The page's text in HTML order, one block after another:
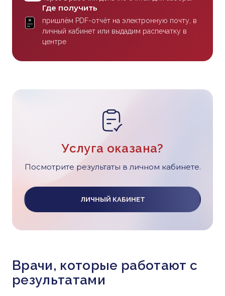
Где получить
пришлём PDF-отчёт на электронную почту, в
личный кабинет или выдадим распечатку в
центре
Услуга оказана?
Посмотрите результаты в личном кабинете.
ЛИЧНЫЙ КАБИНЕТ
Врачи, которые работают с
результатами